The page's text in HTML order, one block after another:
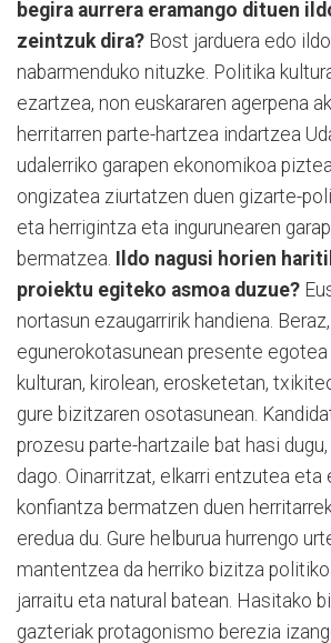
begira aurrera eramango dituen
zeintzuk dira? Bost jarduera edo
nabarmenduko nituzke. Politika
ezartzea, non euskararen agerpena
herritarren parte-hartzea indartzea
udalerriko garapen ekonomikoa
ongizatea ziurtatzen duen gizarte-
eta herrigintza eta ingurunearen
bermatzea. Ildo nagusi horien
proiektu egiteko asmoa duzue?
nortasun ezaugarririk handiena.
egunerokotasunean presente egotea
kulturan, kirolean, erosketetan,
gure bizitzaren osotasunean.
prozesu parte-hartzaile bat hasi
dago. Oinarritzat, elkarri entzutea eta
konfiantza bermatzen duen
eredua du. Gure helburua hurrengo
mantentzea da herriko bizitza
jarraitu eta na­tural batean. Hasitako
gazteriak protagonismo berezia